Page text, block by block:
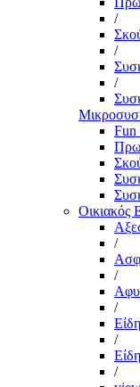
/
/
/
Fun
Οικιακός
/
/
/
/
/